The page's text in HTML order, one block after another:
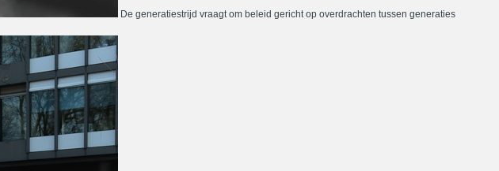
De generatiestrijd vraagt om beleid gericht op overdrachten tussen generaties